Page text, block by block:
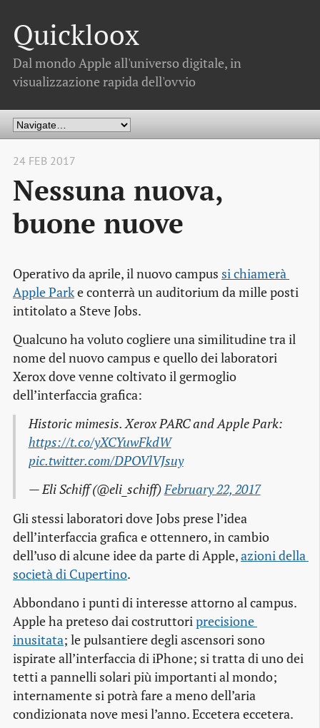
Quickloox
Dal mondo Apple all'universo digitale, in
visualizzazione rapida dell'ovvio
24 FEB 2017
Nessuna nuova,
buone nuove
Operativo da aprile, il nuovo campus si chiamerà
Apple Parke conterrà un auditorium da mille posti
intitolato a Steve Jobs.
Qualcuno ha voluto cogliere una similitudine tra il
nome del nuovo campus e quello dei laboratori
Xerox dove venne coltivato il germoglio
dell’interfaccia grafica:
Historic mimesis. Xerox PARC and Apple Park:
https://t.co/yXCYuwFkdW
pic.twitter.com/DPOVlVJsuy
— Eli Schiff (@eli_schiff)February 22, 2017
Gli stessi laboratori dove Jobs prese l’idea
dell’interfaccia grafica e ottennero, in cambio
dell’uso di alcune idee da parte di Apple,azioni della
società di Cupertino.
Abbondano i punti di interesse attorno al campus.
Apple ha preteso dai costruttori precisione
inusitata; le pulsantiere degli ascensori sono
ispirate all’interfaccia di iPhone; si tratta di uno dei
tetti a pannelli solari più importanti al mondo;
internamente si potrà fare a meno dell’aria
condizionata nove mesi l’anno. Eccetera eccetera.